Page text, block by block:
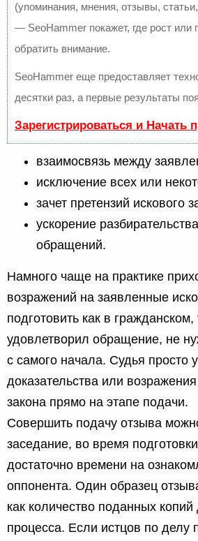
(упоминания, мнения, отзывы,
— SeoHammer покажет, где рост или
обратить внимание.
SeoHammer еще предоставляет
десятки раз, а первые результаты
Зарегистрироваться и Начать
взаимосвязь между
исключение всех или
зачет претензий искового
ускорение
обращений.
Намного чаще на практике
возражений на заявленные
подготовить как в
удовлетворил обращение, не
с самого начала. Судья просто
доказательства или
закона прямо на этапе подачи.
Совершить подачу отзыва
заседание, во время
достаточно времени на
оппонента. Один образец
как количество поданных
процесса. Если истцов по делу